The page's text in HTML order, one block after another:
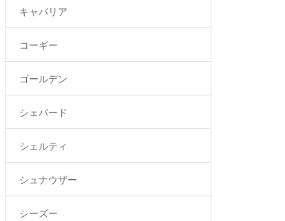
キャバリア
コーギー
ゴールデン
シェパード
シェルティ
シュナウザー
シーズー